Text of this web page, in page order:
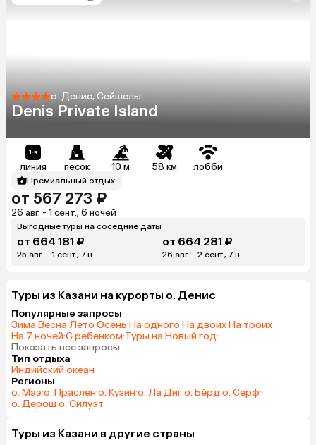
о. Денис, Сейшелы
Denis Private Island
линия песок 10 м 58 км лобби
Премиальный отдых
от 567 273 ₽
26 авг. - 1 сент., 6 ночей
Выгодные туры на соседние даты
от 664 181 ₽
25 авг. - 1 сент., 7 н.
от 664 281 ₽
26 авг. - 2 сент., 7 н.
Туры из Казани на курорты о. Денис
Популярные запросы
Зима·Весна·Лето·Осень·На одного·На двоих·На троих·
На 7 ночей·С ребенком·Туры на Новый год·
Показать все запросы
Тип отдыха
Индийский океан
Регионы
о. Маэ·о. Праслен·о. Кузин·о. Ла Диг·о. Бёрд·о. Серф·
о. Дерош·о. Силуэт
Туры из Казани в другие страны